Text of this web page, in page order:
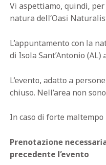
Vi aspettiamo, quindi,
natura dell’Oasi
L’appuntamento con la
di Isola Sant’Antonio (AL)
L’evento, adatto a
chiuso. Nell’area non
In caso di forte maltempo
Prenotazione
precedente l’evento